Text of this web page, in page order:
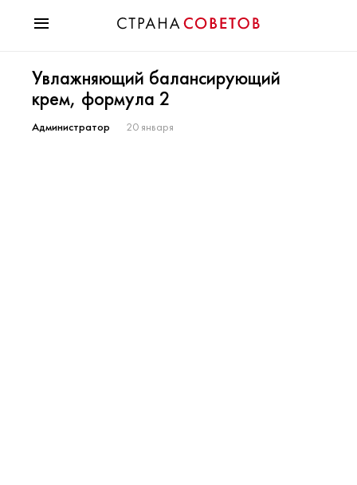
Мода
Звезды
Гороскопы
Увлажняющий балансирующий
крем, формула 2
Администратор 20 января